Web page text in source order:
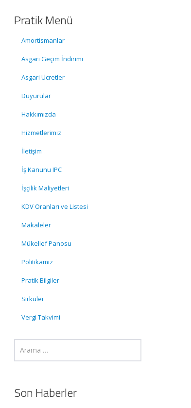
Pratik Menü
Amortismanlar
Asgari Geçim İndirimi
Asgari Ücretler
Duyurular
Hakkımızda
Hizmetlerimiz
İletişim
İş Kanunu IPC
İşçilik Maliyetleri
KDV Oranları ve Listesi
Makaleler
Mükellef Panosu
Politikamız
Pratik Bilgiler
Sirküler
Vergi Takvimi
Son Haberler